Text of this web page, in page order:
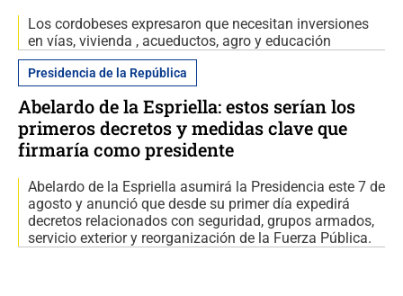
Los cordobeses expresaron que necesitan inversiones
en vías, vivienda , acueductos, agro y educación
Presidencia de la República
Abelardo de la Espriella: estos serían los
primeros decretos y medidas clave que
firmaría como presidente
Abelardo de la Espriella asumirá la Presidencia este 7 de
agosto y anunció que desde su primer día expedirá
decretos relacionados con seguridad, grupos armados,
servicio exterior y reorganización de la Fuerza Pública.